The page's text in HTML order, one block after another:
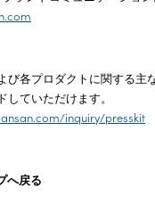
び各プロダクトに関する主
していただけます。
inquiry/presskit
へ戻る